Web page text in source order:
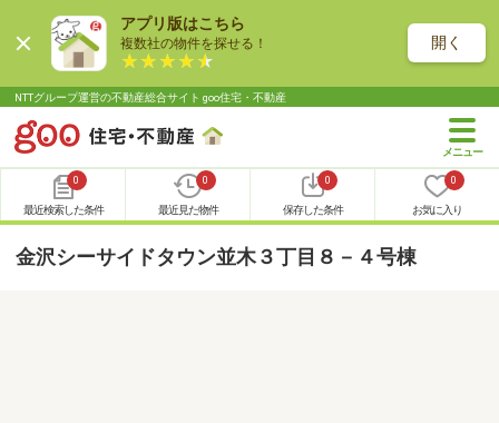
アプリ版はこちら
複数社の物件を探せる！ 開く
NTTグループ運営の不動産総合サイト goo住宅・不動産
0
最近検索した条件
0
最近見た物件
0
保存した条件
0
お気に入り
金沢シーサイドタウン並木３丁目８－４号棟